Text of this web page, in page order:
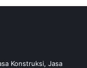
Konstruksi, Jasa